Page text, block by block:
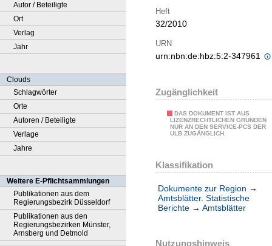
Autor / Beteiligte
Ort
Verlag
Jahr
Clouds
Schlagwörter
Orte
Autoren / Beteiligte
Verlage
Jahre
Weitere E-Pflichtsammlungen
Publikationen aus dem
Regierungsbezirk Düsseldorf
Publikationen aus den
Regierungsbezirken Münster,
Arnsberg und Detmold
Heft
32/2010
URN
urn:nbn:de:hbz:5:2-347961
Zugänglichkeit
DAS DOKUMENT IST AUS
LIZENZRECHTLICHEN GRÜNDEN
NUR AN DEN SERVICE-PCS DER
ULB ZUGÄNGLICH.
Klassifikation
Dokumente zur Region →
Amtsblätter. Statistische
Berichte → Amtsblätter
Nutzungshinweis